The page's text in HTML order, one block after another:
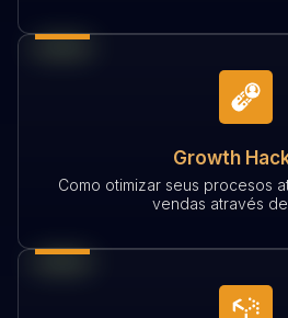
Growth
Como otimizar seus procesos
vendas através